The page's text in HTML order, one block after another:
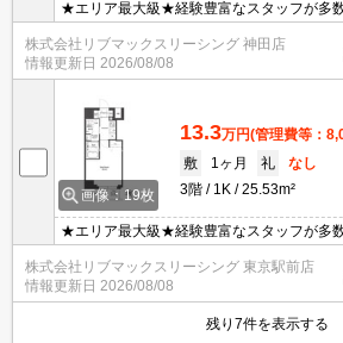
★エリア最大級★経験豊富なスタッフが多数
社に一度も来店せずとも問題ありません♪
ている物件も全てご紹介可能になりますの
株式会社リブマックスリーシング 神田店
情報更新日 2026/08/08
画像：19枚
13.3万円(管理費等：
敷
1ヶ月 礼
なし
3階
1K 25.53m²
★エリア最大級★経験豊富なスタッフが多数
社に一度も来店せずとも問題ありません♪
ている物件も全てご紹介可能になりますの
株式会社リブマックスリーシング 東京駅前店
情報更新日 2026/08/08
残り7件を表示する